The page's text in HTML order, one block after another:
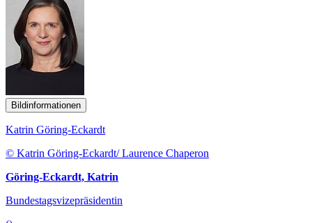
Bildinformationen
Katrin Göring-Eckardt
© Katrin Göring-Eckardt/ Laurence Chaperon
Göring-Eckardt, Katrin
Bundestagsvizepräsidentin